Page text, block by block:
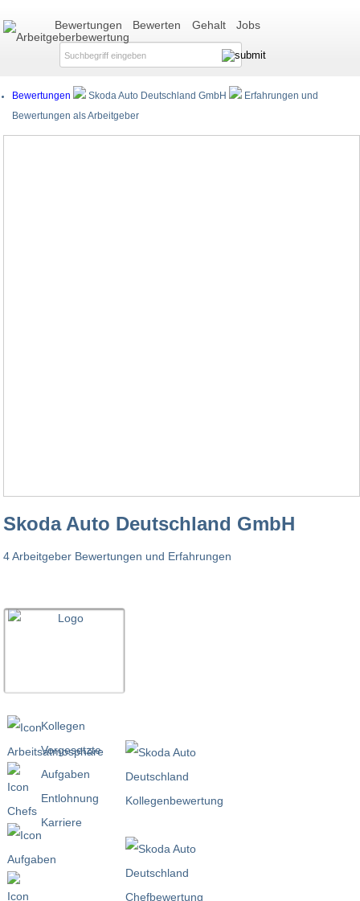
Bewertungen Bewerten Gehalt Jobs
Bewertungen Skoda Auto Deutschland GmbH Erfahrungen und
Bewertungen als Arbeitgeber
Skoda Auto Deutschland GmbH
4 Arbeitgeber Bewertungen und Erfahrungen
Kollegen
Vorgesetzte
Aufgaben
Entlohnung
Karriere